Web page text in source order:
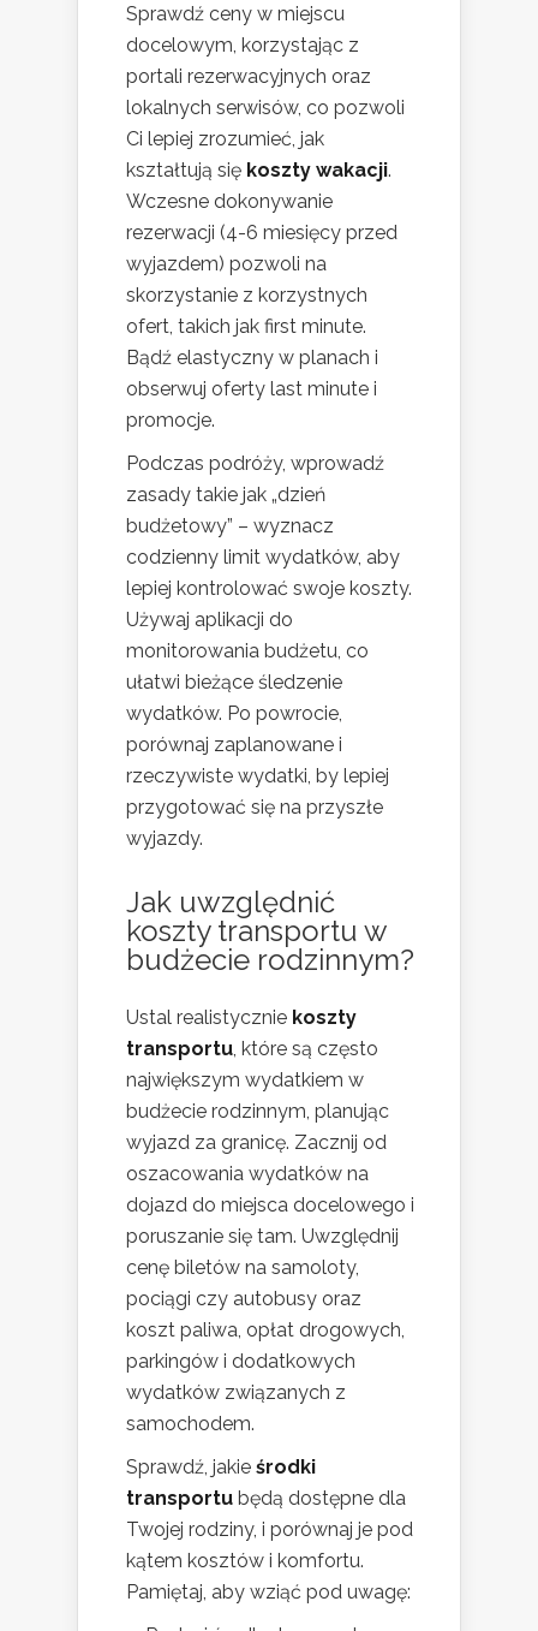
Sprawdź ceny w miejscu
docelowym, korzystając z
portali rezerwacyjnych oraz
lokalnych serwisów, co pozwoli
Ci lepiej zrozumieć, jak
kształtują się koszty wakacji.
Wczesne dokonywanie
rezerwacji (4-6 miesięcy przed
wyjazdem) pozwoli na
skorzystanie z korzystnych
ofert, takich jak first minute.
Bądź elastyczny w planach i
obserwuj oferty last minute i
promocje.
Podczas podróży, wprowadź
zasady takie jak „dzień
budżetowy” – wyznacz
codzienny limit wydatków, aby
lepiej kontrolować swoje koszty.
Używaj aplikacji do
monitorowania budżetu, co
ułatwi bieżące śledzenie
wydatków. Po powrocie,
porównaj zaplanowane i
rzeczywiste wydatki, by lepiej
przygotować się na przyszłe
wyjazdy.
Jak uwzględnić
koszty transportu w
budżecie rodzinnym?
Ustal realistycznie koszty
transportu , które są często
największym wydatkiem w
budżecie rodzinnym, planując
wyjazd za granicę. Zacznij od
oszacowania wydatków na
dojazd do miejsca docelowego i
poruszanie się tam. Uwzględnij
cenę biletów na samoloty,
pociągi czy autobusy oraz
koszt paliwa, opłat drogowych,
parkingów i dodatkowych
wydatków związanych z
samochodem.
Sprawdź, jakie środki
transportu będą dostępne dla
Twojej rodziny, i porównaj je pod
kątem kosztów i komfortu.
Pamiętaj, aby wziąć pod uwagę: